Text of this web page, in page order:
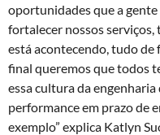
oportunidades que a
fortalecer nossos serviços,
está acontecendo, tudo
final queremos que todos
essa cultura da
performance em prazo de
exemplo” explica Katlyn